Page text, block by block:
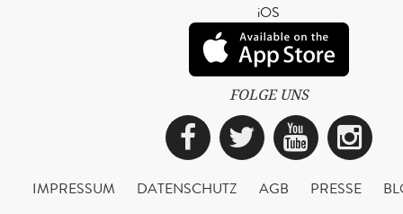
iOS
FOLGE UNS
Facebook
Twitter
IMPRESSUM DATENSCHUTZ AGB PRESSE